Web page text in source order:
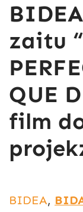
zaitu
QUE
film
BIDEA,